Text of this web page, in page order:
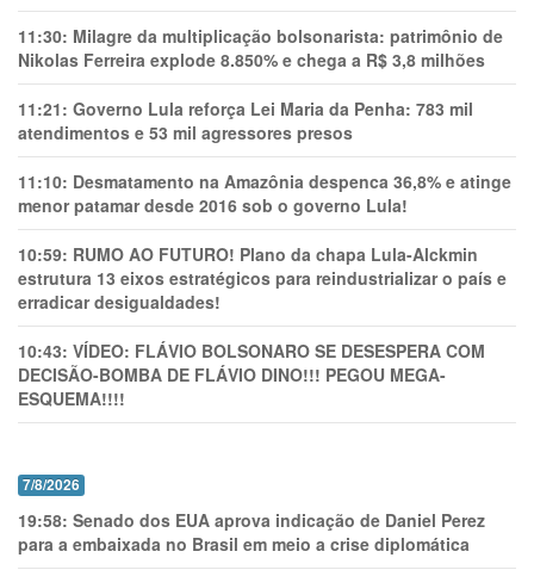
11:30: Milagre da multiplicação bolsonarista: patrimônio de
Nikolas Ferreira explode 8.850% e chega a R$ 3,8 milhões
11:21: Governo Lula reforça Lei Maria da Penha: 783 mil
atendimentos e 53 mil agressores presos
11:10: Desmatamento na Amazônia despenca 36,8% e atinge
menor patamar desde 2016 sob o governo Lula!
10:59: RUMO AO FUTURO! Plano da chapa Lula-Alckmin
estrutura 13 eixos estratégicos para reindustrializar o país e
erradicar desigualdades!
10:43: VÍDEO: FLÁVIO BOLSONARO SE DESESPERA COM
DECISÃO-BOMBA DE FLÁVIO DINO!!! PEGOU MEGA-
ESQUEMA!!!!
7/8/2026
19:58: Senado dos EUA aprova indicação de Daniel Perez
para a embaixada no Brasil em meio a crise diplomática